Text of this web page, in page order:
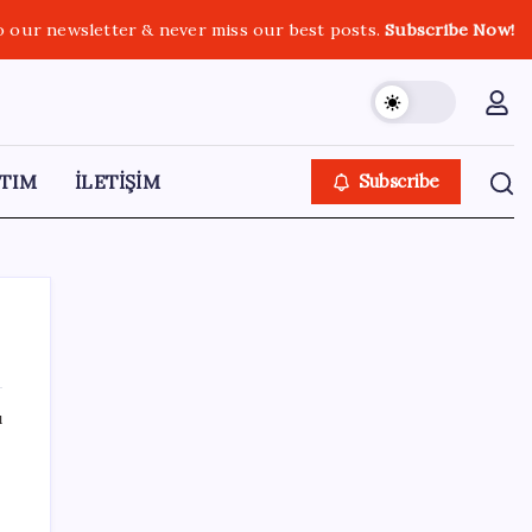
our newsletter & never miss our best posts.Subscribe Now!
İLETİŞİM Subscribe